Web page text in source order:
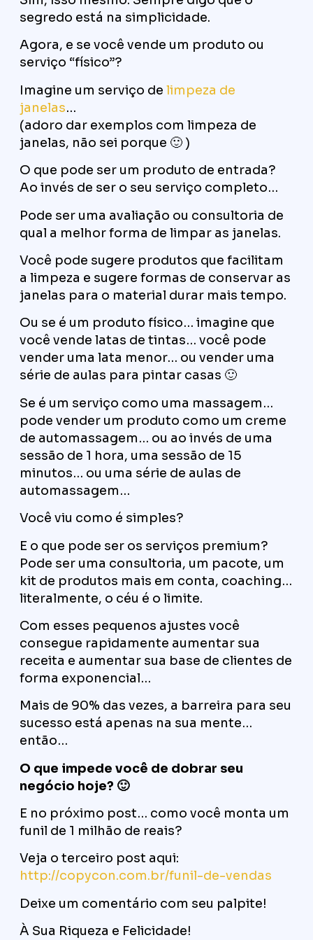
segredo está na simplicidade.
Agora, e se você vende um produto ou
serviço “físico”?
Imagine um serviço de limpeza de
janelas…
(adoro dar exemplos com limpeza de
janelas, não sei porque 🙂 )
O que pode ser um produto de entrada?
Ao invés de ser o seu serviço completo…
Pode ser uma avaliação ou consultoria de
qual a melhor forma de limpar as janelas.
Você pode sugere produtos que facilitam
a limpeza e sugere formas de conservar as
janelas para o material durar mais tempo.
Ou se é um produto físico… imagine que
você vende latas de tintas… você pode
vender uma lata menor… ou vender uma
série de aulas para pintar casas 🙂
Se é um serviço como uma massagem…
pode vender um produto como um creme
de automassagem… ou ao invés de uma
sessão de 1 hora, uma sessão de 15
minutos… ou uma série de aulas de
automassagem…
Você viu como é simples?
E o que pode ser os serviços premium?
Pode ser uma consultoria, um pacote, um
kit de produtos mais em conta, coaching…
literalmente, o céu é o limite.
Com esses pequenos ajustes você
consegue rapidamente aumentar sua
receita e aumentar sua base de clientes de
forma exponencial…
Mais de 90% das vezes, a barreira para seu
sucesso está apenas na sua mente…
então…
O que impede você de dobrar seu
negócio hoje? 🙂
E no próximo post… como você monta um
funil de 1 milhão de reais?
Veja o terceiro post aqui:
http://copycon.com.br/funil-de-vendas
Deixe um comentário com seu palpite!
À Sua Riqueza e Felicidade!